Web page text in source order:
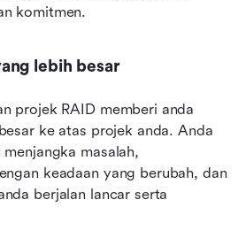
komitmen.
lebih besar
projek RAID memberi anda
ke atas projek anda. Anda
masalah,
keadaan yang berubah, dan
berjalan lancar serta